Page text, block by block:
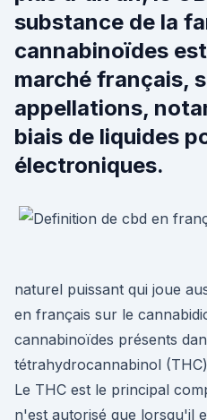
substance de la
cannabinoïdes
marché français,
appellations,
biais de liquides
électroniques.
naturel puissant qui joue
en français sur le
cannabinoïdes présents
tétrahydrocannabinol
Le THC est le principal
n'est autorisé que lorsqu'il